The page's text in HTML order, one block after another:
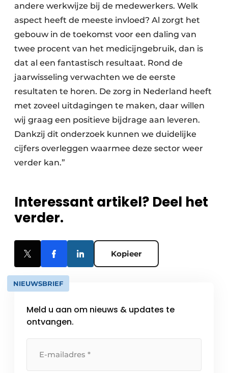
andere werkwijze bij de medewerkers. Welk
aspect heeft de meeste invloed? Al zorgt het
gebouw in de toekomst voor een daling van
twee procent van het medicijngebruik, dan is
dat al een fantastisch resultaat. Rond de
jaarwisseling verwachten we de eerste
resultaten te horen. De zorg in Nederland heeft
met zoveel uitdagingen te maken, daar willen
wij graag een positieve bijdrage aan leveren.
Dankzij dit onderzoek kunnen we duidelijke
cijfers overleggen waarmee deze sector weer
verder kan.”
Interessant artikel? Deel het
verder.
Kopieer
NIEUWSBRIEF
Meld u aan om nieuws & updates te
ontvangen.